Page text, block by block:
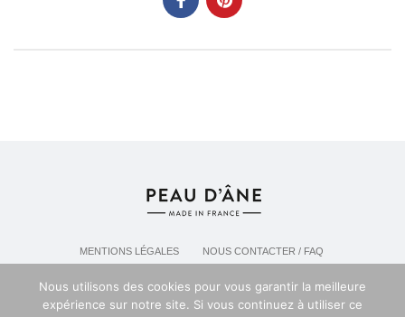
MENTIONS LÉGALES
NOUS CONTACTER / FAQ
POLITIQUE DE CONFIDENTIALITÉ
Nous utilisons des cookies pour vous garantir la meilleure
expérience sur notre site. Si vous continuez à utiliser ce